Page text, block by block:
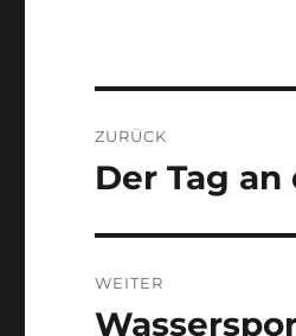
ZURÜCK
Vorheriger
Der Tag
WEITER
Nächster